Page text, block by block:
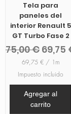
Tela para
paneles del
interior Renault 5
GT Turbo Fase 2
Precio
75,00 € 69,75
69,75 € / 1m
9
,
7
5
Impuesto incluido
Agregar al
carrito